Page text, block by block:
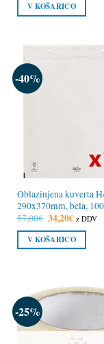
V KOŠARICO
-40%
Oblazinjena kuverta
290x370mm, bela,
57,00€ Izvirna
cena
je
bila:
57,00€.
34,20€Trenutna
cena
je:
34,20€.
z DDV
V KOŠARICO
-25%